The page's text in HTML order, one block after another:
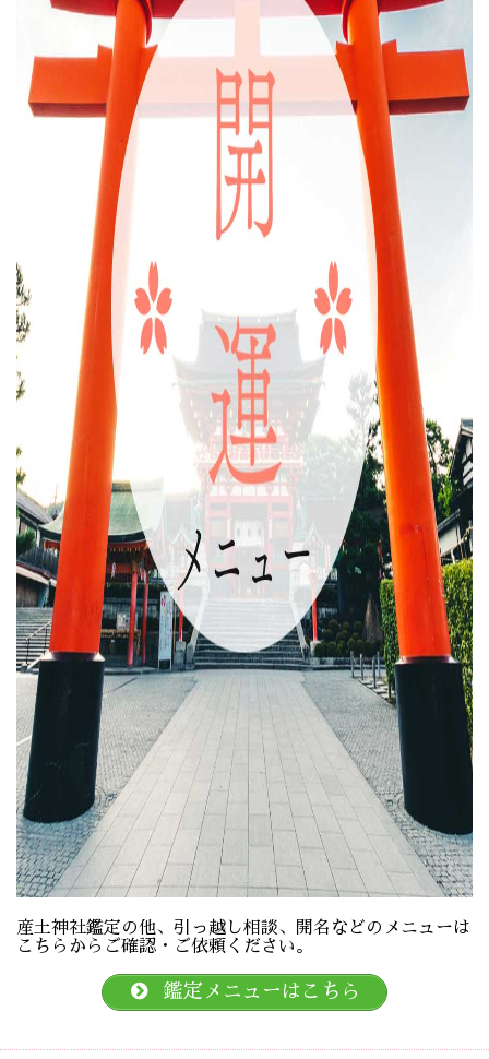
産土神社鑑定の他、引っ越し相談、開名などのメニューは
こちらからご確認・ご依頼ください。
鑑定メニューはこちら